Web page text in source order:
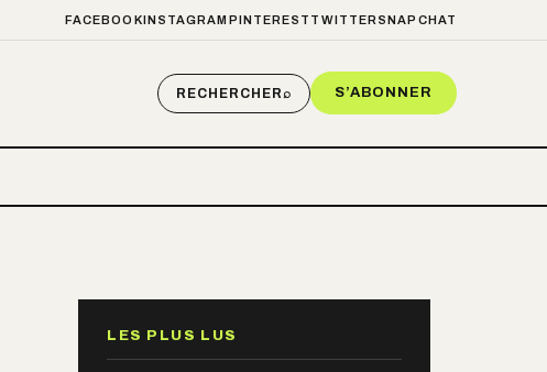
FACEBOOKINSTAGRAM PINTEREST TWITTER SNAPCHAT
RECHERCHER⌕ S’ABONNER
LES PLUS LUS